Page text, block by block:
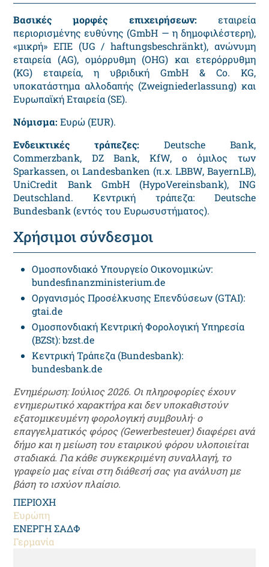
Βασικές μορφές επιχειρήσεων: εταιρεία
περιορισμένης ευθύνης (GmbH — η δημοφιλέστερη),
«μικρή» ΕΠΕ (UG / haftungsbeschränkt), ανώνυμη
εταιρεία (AG), ομόρρυθμη (OHG) και ετερόρρυθμη
(KG) εταιρεία, η υβριδική GmbH & Co. KG,
υποκατάστημα αλλοδαπής (Zweigniederlassung) και
Ευρωπαϊκή Εταιρεία (SE).
Νόμισμα:Ευρώ (EUR).
Ενδεικτικές τράπεζες: Deutsche Bank,
Commerzbank, DZ Bank, KfW, ο όμιλος των
Sparkassen, οι Landesbanken (π.χ. LBBW, BayernLB),
UniCredit Bank GmbH (HypoVereinsbank), ING
Deutschland. Κεντρική τράπεζα: Deutsche
Bundesbank (εντός του Ευρωσυστήματος).
Χρήσιμοι σύνδεσμοι
Ομοσπονδιακό Υπουργείο Οικονομικών:
bundesfinanzministerium.de
Οργανισμός Προσέλκυσης Επενδύσεων (GTAI):
gtai.de
Ομοσπονδιακή Κεντρική Φορολογική Υπηρεσία
(BZSt): bzst.de
Κεντρική Τράπεζα (Bundesbank):
bundesbank.de
Ενημέρωση: Ιούλιος 2026. Οι πληροφορίες έχουν
ενημερωτικό χαρακτήρα και δεν υποκαθιστούν
εξατομικευμένη φορολογική συμβουλή· ο
επαγγελματικός φόρος (Gewerbesteuer) διαφέρει ανά
δήμο και η μείωση του εταιρικού φόρου υλοποιείται
σταδιακά. Για κάθε συγκεκριμένη συναλλαγή, το
γραφείο μας είναι στη διάθεσή σας για ανάλυση με
βάση το ισχύον πλαίσιο.
ΠΕΡΙΟΧΗ
Ευρώπη
ΕΝΕΡΓΗ ΣΑΔΦ
Γερμανία